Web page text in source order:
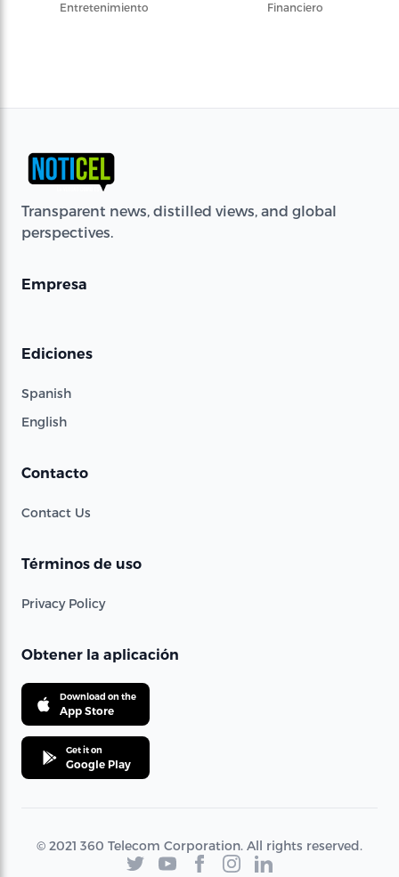
Entretenimiento
Financiero
Transparent news, distilled views, and global
perspectives.
Empresa
Ediciones
Spanish
English
Contacto
Contact Us
Términos de uso
Privacy Policy
Obtener la aplicación
Download on the
App Store
Get it on
Google Play
© 2021 360 Telecom Corporation. All rights reserved.